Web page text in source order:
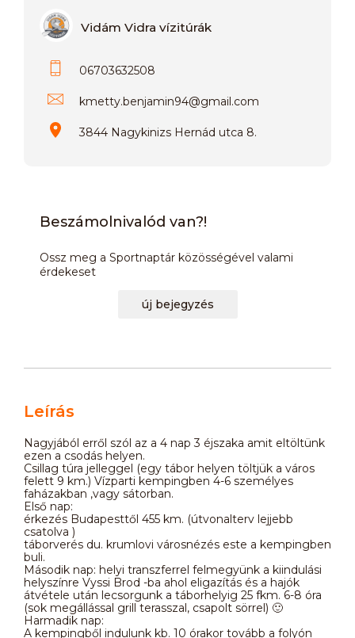
Vidám Vidra vízitúrák
06703632508
kmetty.benjamin94@gmail.com
3844 Nagykinizs Hernád utca 8.
Beszámolnivalód van?!
Ossz meg a Sportnaptár közösségével valami
érdekeset
új bejegyzés
Leírás
Nagyjából erről szól az a 4 nap 3 éjszaka amit eltöltünk
ezen a csodás helyen.
Csillag túra jelleggel (egy tábor helyen töltjük a város
felett 9 km.) Vízparti kempingben 4-6 személyes
faházakban ,vagy sátorban.
Első nap:
érkezés Budapesttől 455 km. (útvonalterv lejjebb
csatolva )
táborverés du. krumlovi városnézés este a kempingben
buli.
Második nap: helyi transzferrel felmegyünk a kiindulási
helyszínre Vyssi Brod -ba ahol eligazítás és a hajók
átvétele után lecsorgunk a táborhelyig 25 fkm. 6-8 óra
(sok megállással grill terasszal, csapolt sörrel) 🙂
Harmadik nap:
A kempingből indulunk kb. 10 órakor tovább a folyón